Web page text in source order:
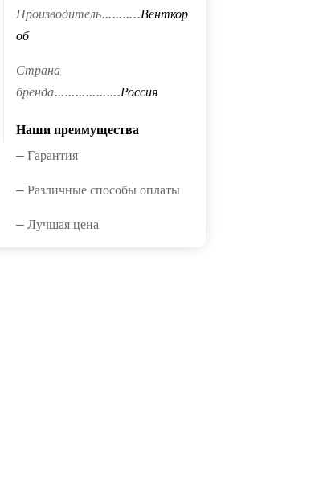
Производитель………..Венткор
об
Страна
бренда……………….Россия
Наши преимущества
— Гарантия
— Различные способы оплаты
— Лучшая цена